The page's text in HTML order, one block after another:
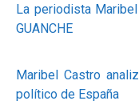
La periodista
GUANCHE
Maribel Castro
político de España